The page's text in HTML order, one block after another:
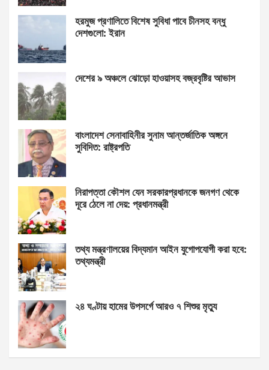
হরমুজ প্রণালিতে বিশেষ সুবিধা পাবে চীনসহ বন্ধু
দেশগুলো: ইরান
দেশের ৯ অঞ্চলে ঝোড়ো হাওয়াসহ বজ্রবৃষ্টির আভাস
বাংলাদেশ সেনাবাহিনীর সুনাম আন্তর্জাতিক অঙ্গনে
সুবিদিত: রাষ্ট্রপতি
নিরাপত্তা কৌশল যেন সরকারপ্রধানকে জনগণ থেকে
দূরে ঠেলে না দেয়: প্রধানমন্ত্রী
তথ্য মন্ত্রণালয়ের বিদ্যমান আইন যুগোপযোগী করা হবে:
তথ্যমন্ত্রী
২৪ ঘণ্টায় হামের উপসর্গে আরও ৭ শিশুর মৃত্যু